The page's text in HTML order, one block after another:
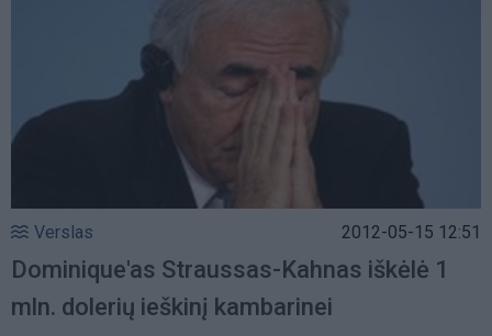
Verslas 2012-05-15 12:51
Dominique'as Straussas-Kahnas iškėlė 1
mln. dolerių ieškinį kambarinei